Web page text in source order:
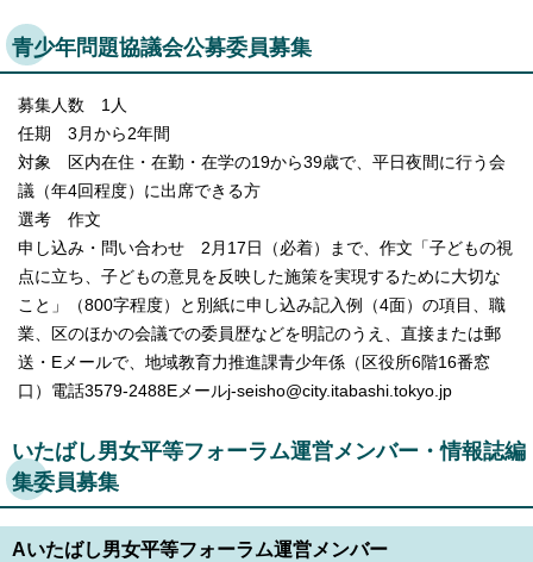
青少年問題協議会公募委員募集
募集人数 1人
任期 3月から2年間
対象 区内在住・在勤・在学の19から39歳で、平日夜間に行う会
議（年4回程度）に出席できる方
選考 作文
申し込み・問い合わせ 2月17日（必着）まで、作文「子どもの視
点に立ち、子どもの意見を反映した施策を実現するために大切な
こと」（800字程度）と別紙に申し込み記入例（4面）の項目、職
業、区のほかの会議での委員歴などを明記のうえ、直接または郵
送・Eメールで、地域教育力推進課青少年係（区役所6階16番窓
口）電話3579-2488Eメールj-seisho@city.itabashi.tokyo.jp
いたばし男女平等フォーラム運営メンバー・情報誌編
集委員募集
Aいたばし男女平等フォーラム運営メンバー